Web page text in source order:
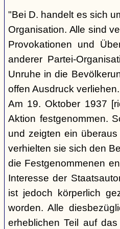
"Bei D. handelt es sich
Organisation. Alle sind
Provokationen und
anderer Partei-
Unruhe in die
offen Ausdruck verliehen.
Am 19. Oktober 1937
Aktion festgenommen.
und zeigten ein
verhielten sie sich den
die Festgenommenen
Interesse der
ist jedoch körperlich
worden. Alle
erheblichen Teil auf